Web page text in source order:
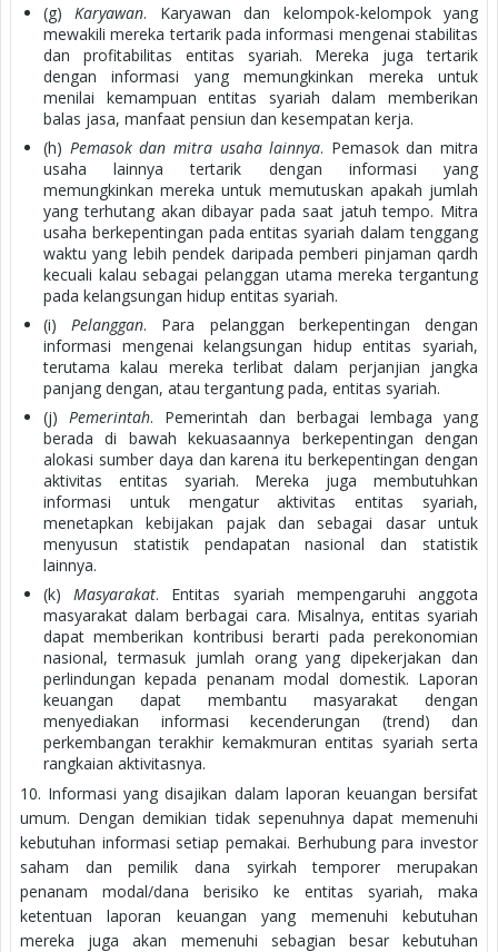
(g) Karyawan. Karyawan dan kelompok-kelompok yang
mewakili mereka tertarik pada informasi mengenai stabilitas
dan profitabilitas entitas syariah. Mereka juga tertarik
dengan informasi yang memungkinkan mereka untuk
menilai kemampuan entitas syariah dalam memberikan
balas jasa, manfaat pensiun dan kesempatan kerja.
(h) Pemasok dan mitra usaha lainnya. Pemasok dan mitra
usaha lainnya tertarik dengan informasi yang
memungkinkan mereka untuk memutuskan apakah jumlah
yang terhutang akan dibayar pada saat jatuh tempo. Mitra
usaha berkepentingan pada entitas syariah dalam tenggang
waktu yang lebih pendek daripada pemberi pinjaman qardh
kecuali kalau sebagai pelanggan utama mereka tergantung
pada kelangsungan hidup entitas syariah.
(i) Pelanggan. Para pelanggan berkepentingan dengan
informasi mengenai kelangsungan hidup entitas syariah,
terutama kalau mereka terlibat dalam perjanjian jangka
panjang dengan, atau tergantung pada, entitas syariah.
(j) Pemerintah. Pemerintah dan berbagai lembaga yang
berada di bawah kekuasaannya berkepentingan dengan
alokasi sumber daya dan karena itu berkepentingan dengan
aktivitas entitas syariah. Mereka juga membutuhkan
informasi untuk mengatur aktivitas entitas syariah,
menetapkan kebijakan pajak dan sebagai dasar untuk
menyusun statistik pendapatan nasional dan statistik
lainnya.
(k) Masyarakat. Entitas syariah mempengaruhi anggota
masyarakat dalam berbagai cara. Misalnya, entitas syariah
dapat memberikan kontribusi berarti pada perekonomian
nasional, termasuk jumlah orang yang dipekerjakan dan
perlindungan kepada penanam modal domestik. Laporan
keuangan dapat membantu masyarakat dengan
menyediakan informasi kecenderungan (trend) dan
perkembangan terakhir kemakmuran entitas syariah serta
rangkaian aktivitasnya.
10. Informasi yang disajikan dalam laporan keuangan bersifat
umum. Dengan demikian tidak sepenuhnya dapat memenuhi
kebutuhan informasi setiap pemakai. Berhubung para investor
saham dan pemilik dana syirkah temporer merupakan
penanam modal/dana berisiko ke entitas syariah, maka
ketentuan laporan keuangan yang memenuhi kebutuhan
mereka juga akan memenuhi sebagian besar kebutuhan